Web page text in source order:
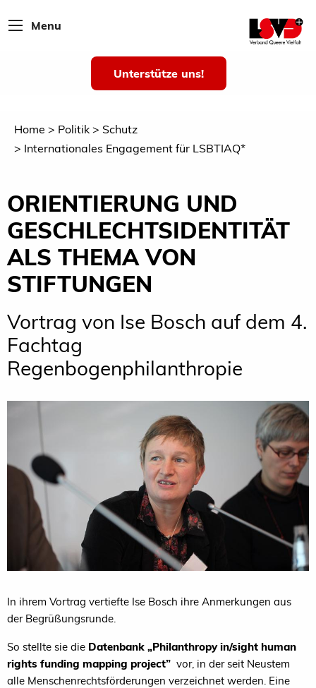
Menu
Unterstütze uns!
Home Politik
Schutz
Internationales Engagement für LSBTIAQ*
ORIENTIERUNG UND
GESCHLECHTSIDENTITÄT
ALS THEMA VON
STIFTUNGEN
Vortrag von Ise Bosch auf dem 4.
Fachtag
Regenbogenphilanthropie
In ihrem Vortrag vertiefte Ise Bosch ihre Anmerkungen aus
der Begrüßungsrunde.
So stellte sie die Datenbank „Philanthropy in/sight human
rights funding mapping project” vor, in der seit Neustem
alle Menschenrechtsförderungen verzeichnet werden. Eine